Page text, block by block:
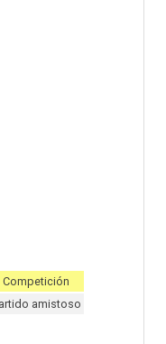
Competición
amistoso